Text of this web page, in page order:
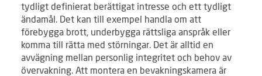
tydligt definierat berättigat intresse och ett tydligt
ändamål. Det kan till exempel handla om att
förebygga brott, underbygga rättsliga anspråk eller
komma till rätta med störningar. Det är alltid en
avvägning mellan personlig integritet och behov av
övervakning. Att montera en bevakningskamera är